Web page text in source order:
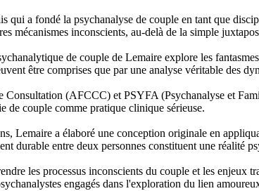
qui a fondé la psychanalyse de couple en tant que
mécanismes inconscients, au-delà de la simple
de couple de Lemaire explore les
être comprises que par une analyse véritable des
(AFCCC) et PSYFA (Psychanalyse et
de couple comme pratique clinique sérieuse.
Lemaire a élaboré une conception originale en
durable entre deux personnes constituent une réalité
les processus inconscients du couple et les enjeux
engagés dans l'exploration du lien